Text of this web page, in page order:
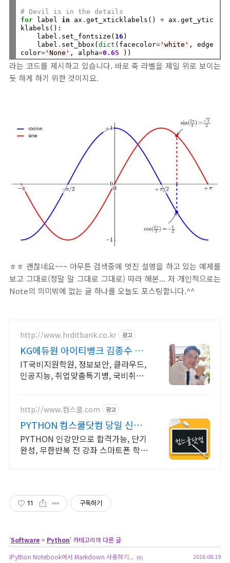
# Devil is in the details
for label in ax .get_xticklabels() + ax .get_ytic
klabels():
    label
. set_fontsize( 16 )
    label
. set_bbox(dict (facecolor= 'white' , edge
color= 'None' , alpha=0.65
라는 코드를 제시하고 있습니다. 바로 축 라벨을 제일 위로 보이는
듯 하게 하기 위한 것이지요.
ㅎㅎ 괜찮네요~~~ 아무튼 검색중에 멋진 설명을 하고 있는 예제를
보고 그대로(정말 말 그대로 그대로) 따라 해본... 저 개인적으로는
Note의 의미밖에 없는 글 하나를 오늘도 포스팅합니다.^^
http://www.hrditbank.co.kr 광고
KG에듀원 아이티뱅크 김종수 27
년경력전문가 IT취업상담
IT국비지원학원, 정보보안, 클라우드,
인공지능, 취업맞춤특기병, 국비취업
http://www.컴스쿨.com 광고
PYTHON 컴스쿨닷컴 당일 신청
&결제시 기프티콘!
PYTHON 인강만으로 합격가능, 단기
완성, 무한반복 전 강좌 스마트폰 학습
11 구독하기
'Software > Python' 카테고리의 다른 글
IPython Notebook에서 Markdown 사용하기... (6) 2016.08.19